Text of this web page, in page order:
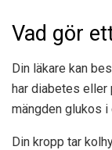
Vad gör
Din läkare kan
har diabetes eller
mängden glukos i
Din kropp tar